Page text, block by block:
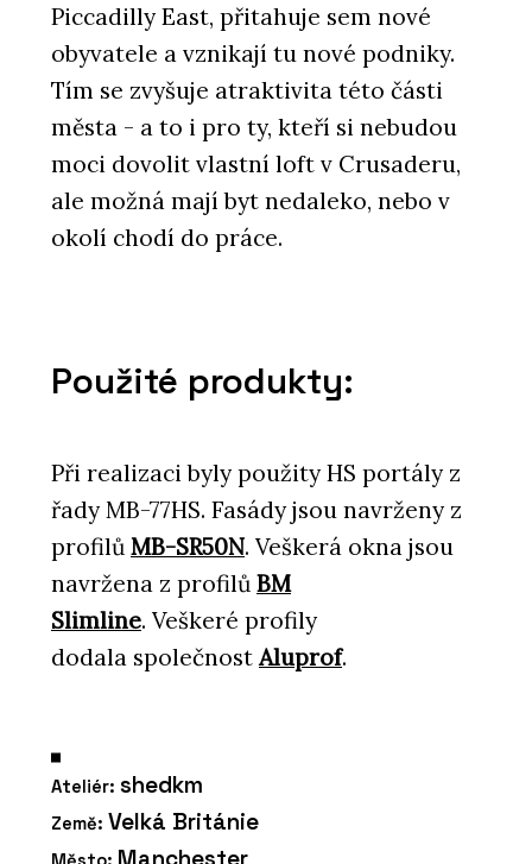
Piccadilly East, přitahuje sem nové
obyvatele a vznikají tu nové podniky.
Tím se zvyšuje atraktivita této části
města - a to i pro ty, kteří si nebudou
moci dovolit vlastní loft v Crusaderu,
ale možná mají byt nedaleko, nebo v
okolí chodí do práce.
Použité produkty:
Při realizaci byly použity HS portály z
řady MB-77HS. Fasády jsou navrženy z
profilů MB-SR50N. Veškerá okna jsou
navržena z profilů BM
Slimline. Veškeré profily
dodala společnost Aluprof.
Ateliér: shedkm
Země: Velká Británie